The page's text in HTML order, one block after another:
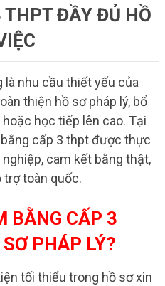
ĐẦY ĐỦ HỒ
là nhu cầu thiết yếu của
thiện hồ sơ pháp lý, bổ
học tiếp lên cao. Tại
bằng cấp 3 thpt được thực
cam kết bằng thật,
trợ toàn quốc.
BẰNG CẤP 3
PHÁP LÝ?
tối thiểu trong hồ sơ xin